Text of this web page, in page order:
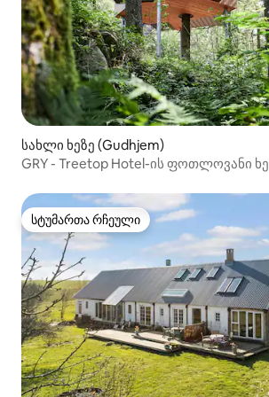
სახლი ხეზე (Gudhjem)
GRY - Treetop Hotel-ის ფოთლოვანი ხე
სტუმართა რჩეული
სტუმართა რჩეული